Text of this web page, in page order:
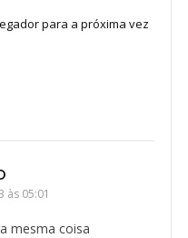
para a próxima vez
às 05:01
mesma coisa